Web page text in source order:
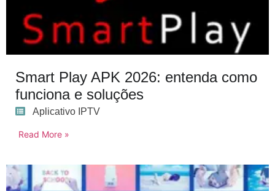
Smart Play APK 2026: entenda como
funciona e soluções
Aplicativo IPTV
Read More »